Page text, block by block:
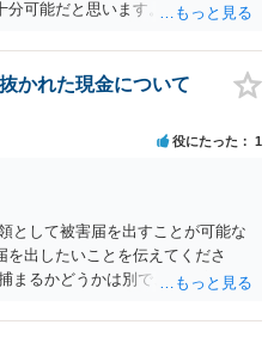
分可能だと思います。 見積を出し
言をもらえば足りるでしょう。
かれた現金について
役にたった 1
として被害届を出すことが可能な
出したいことを伝えてくださ
まるかどうかは別で、置き忘れた
求めてみた方が納得できるのでは